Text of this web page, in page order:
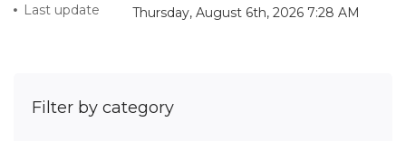
Last update
Thursday, August 6th, 2026 7:28 AM
Filter by category